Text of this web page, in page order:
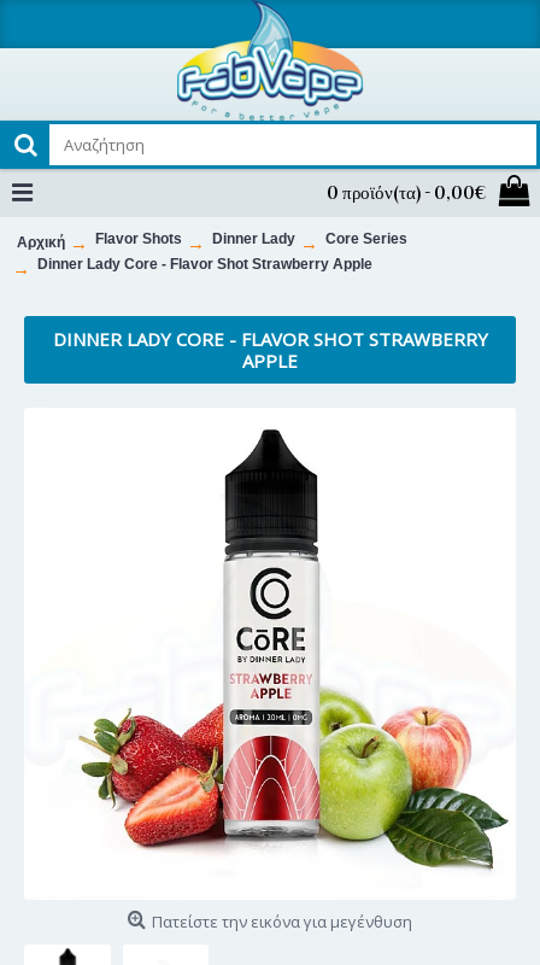
0 προϊόν(τα) - 0,00€
Αρχική Flavor Shots Dinner Lady
Core Series
Dinner Lady Core - Flavor Shot Strawberry Apple
DINNER LADY CORE - FLAVOR SHOT STRAWBERRY
APPLE
Πατείστε την εικόνα για μεγένθυση